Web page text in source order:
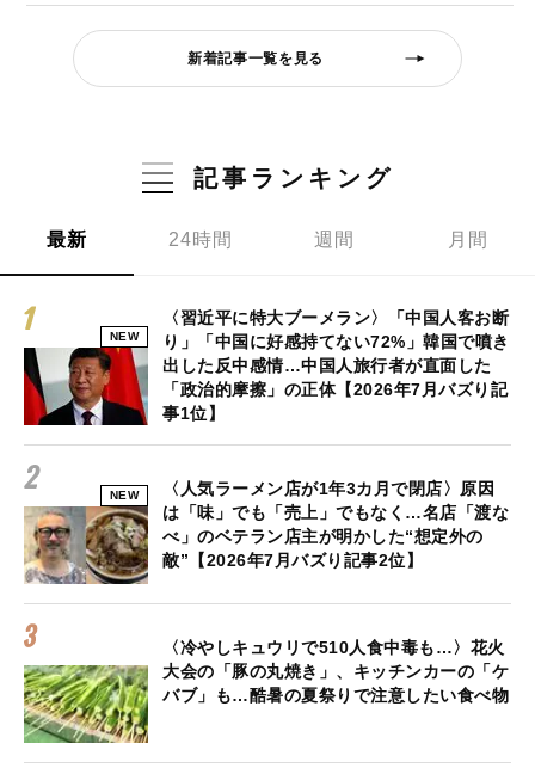
新着記事一覧を見る
記事ランキング
最新 24時間 週間 月間
NEW
〈習近平に特大ブーメラン〉「中国人客お断
り」「中国に好感持てない72%」韓国で噴き
出した反中感情…中国人旅行者が直面した
「政治的摩擦」の正体【2026年7月バズり記
事1位】
NEW
〈人気ラーメン店が1年3カ月で閉店〉原因
は「味」でも「売上」でもなく…名店「渡な
べ」のベテラン店主が明かした“想定外の
敵”【2026年7月バズり記事2位】
〈冷やしキュウリで510人食中毒も…〉花火
大会の「豚の丸焼き」、キッチンカーの「ケ
バブ」も…酷暑の夏祭りで注意したい食べ物